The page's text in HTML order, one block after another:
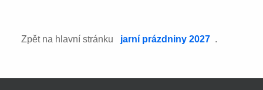
Zpět na hlavní stránku jarní prázdniny 2027 .